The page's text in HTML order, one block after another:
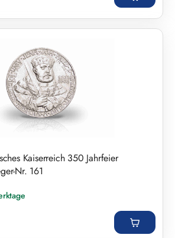
Kaiserreich 350 Jahrfeier
Nr. 161